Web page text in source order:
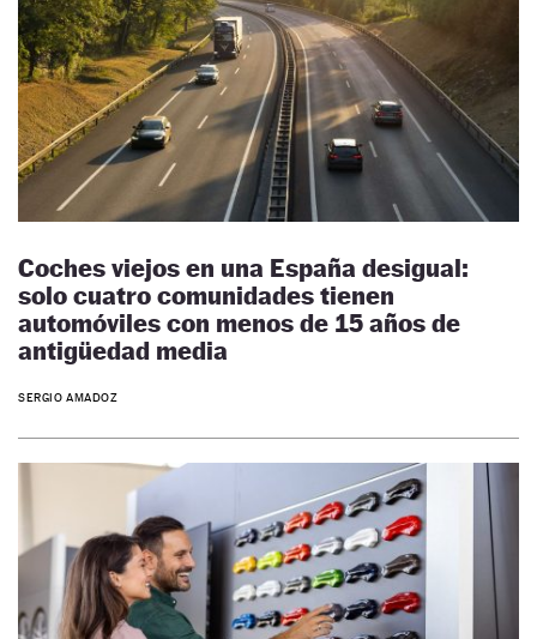
Coches viejos en una España desigual:
solo cuatro comunidades tienen
automóviles con menos de 15 años de
antigüedad media
SERGIO AMADOZ